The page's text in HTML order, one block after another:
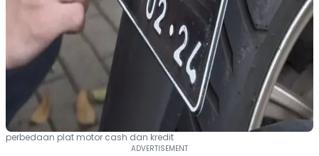
perbedaan plat motor cash dan kredit